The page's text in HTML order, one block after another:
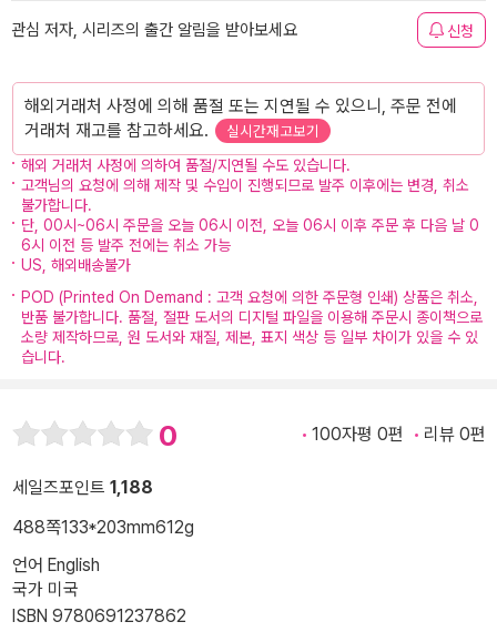
관심 저자, 시리즈의 출간 알림을 받아보세요 신청
해외거래처 사정에 의해 품절 또는 지연될 수 있으니, 주문 전에
거래처 재고를 참고하세요.
실시간재고보기
해외 거래처 사정에 의하여 품절/지연될 수도 있습니다.
고객님의 요청에 의해 제작 및 수입이 진행되므로 발주 이후에는 변경, 취소
불가합니다.
단, 00시~06시 주문을 오늘 06시 이전, 오늘 06시 이후 주문 후 다음 날 0
6시 이전 등 발주 전에는 취소 가능
US, 해외배송불가
POD (Printed On Demand : 고객 요청에 의한 주문형 인쇄) 상품은 취소,
반품 불가합니다. 품절, 절판 도서의 디지털 파일을 이용해 주문시 종이책으로
소량 제작하므로, 원 도서와 재질, 제본, 표지 색상 등 일부 차이가 있을 수 있
습니다.
0 100자평 0편 리뷰 0편
세일즈포인트 1,188
488쪽133*203mm612g
언어 English
국가 미국
ISBN 9780691237862